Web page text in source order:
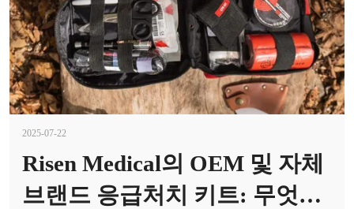
2025-07-22
Risen Medical의 OEM 및 자체
브랜드 응급처치 키트: 무엇을